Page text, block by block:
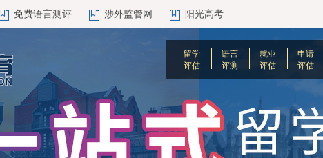
免费语言测评 涉外监管网 阳光高考
留学
评估
语言
评测
就业
评估
申请
评估